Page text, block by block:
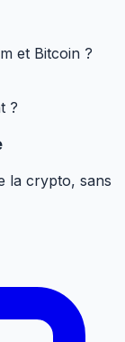
et Bitcoin ?
?
la crypto, sans